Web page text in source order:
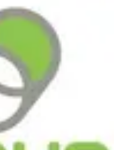
Quotidiennes